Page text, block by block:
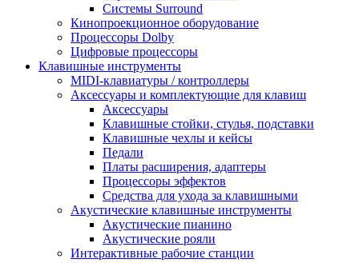
Системы Surround
Кинопроекционное оборудование
Процессоры Dolby
Цифровые процессоры
Клавишные инструменты
MIDI-клавиатуры / контроллеры
Аксессуары и комплектующие для клавиш
Аксессуары
Клавишные стойки, стулья, подставки
Клавишные чехлы и кейсы
Педали
Платы расширения, адаптеры
Процессоры эффектов
Средства для ухода за клавишными
Акустические клавишные инструменты
Акустические пианино
Акустические рояли
Интерактивные рабочие станции